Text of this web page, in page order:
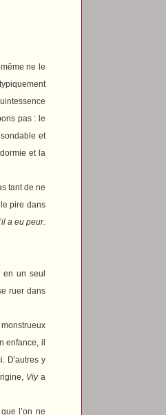
ne le
pas : le
et
et la
tant de ne
pire dans
a eu peur.
en un seul
ruer dans
enfance, il
D'autres y
Viya
l’on ne